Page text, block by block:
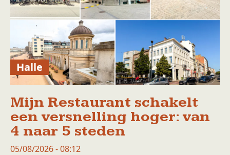
Halle
Mijn Restaurant schakelt
een versnelling hoger: van
4 naar 5 steden
05/08/2026 - 08:12